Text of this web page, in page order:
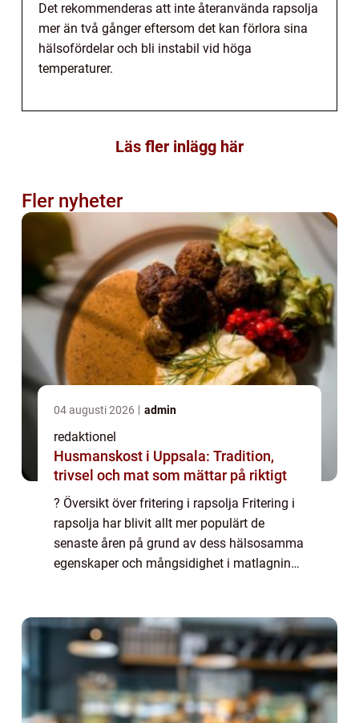
Det rekommenderas att inte återanvända rapsolja
mer än två gånger eftersom det kan förlora sina
hälsofördelar och bli instabil vid höga
temperaturer.
Läs fler inlägg här
Fler nyheter
04 augusti 2026 admin
redaktionel
Husmanskost i Uppsala: Tradition,
trivsel och mat som mättar på riktigt
? Översikt över fritering i rapsolja Fritering i
rapsolja har blivit allt mer populärt de
senaste åren på grund av dess hälsosamma
egenskaper och mångsidighet i matlagning.